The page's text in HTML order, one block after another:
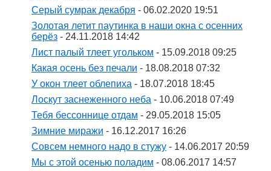
Серый сумрак декабря - 06.02.2020 19:51
Золотая летит паутинка в наши окна с осенних
берёз - 24.11.2018 14:42
Лист палый тлеет угольком - 15.09.2018 09:25
Какая осень без печали - 18.08.2018 07:32
У окон тлеет облепиха - 18.07.2018 18:45
Лоскут заснеженного неба - 10.06.2018 07:49
Тебя бессоннице отдам - 29.05.2018 15:05
Зимние миражи - 16.12.2017 16:26
Совсем немного надо в стужу - 14.06.2017 20:59
Мы с этой осенью поладим - 08.06.2017 14:57